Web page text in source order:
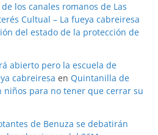
los canales romanos de Las
Cultual – La fueya cabreiresa
del estado de la protección de
abierto pero la escuela de
cabreiresa en Quintanilla de
niños para no tener que cerrar su
de Benuza se debatirán